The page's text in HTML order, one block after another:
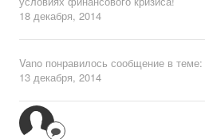
18 декабря, 2014
Vano понравилось сообщение в теме:
13 декабря, 2014